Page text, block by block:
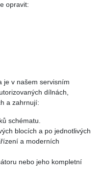
opravit:
je v našem servisním
dílnách,
a zahrnují:
schématu.
blocích a po jednotlivých
a moderních
nebo jeho kompletní